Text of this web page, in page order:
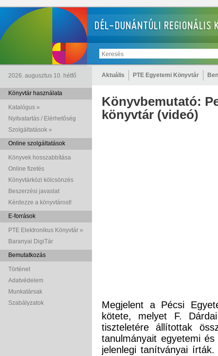
2026. augusztus 10. hétfő Aktuális PTE Egyetemi Könyvtár
Könyvtár használata
Katalógus »
Nyitvatartás / Elérhetőség
Szolgáltatások »
Online szolgáltatások
Könyvek hosszabbítása
Online fizetés
Könyvtárközi kölcsönzés
Beszerzési javaslat
Kérdezze a könyvtárost!
E-források
PTE Elektronikus Könyvtár »
Baranyai DigiTár
Bemutatkozás
Történet
Adatvédelem
Munkatársak
Szabályzatok
Könyvbemutató:
könyvtár (videó)
Megjelent a Pécsi
kötete, melyet F.
tiszteletére állítottak
tanulmányait egyetemi
jelenlegi tanítványai